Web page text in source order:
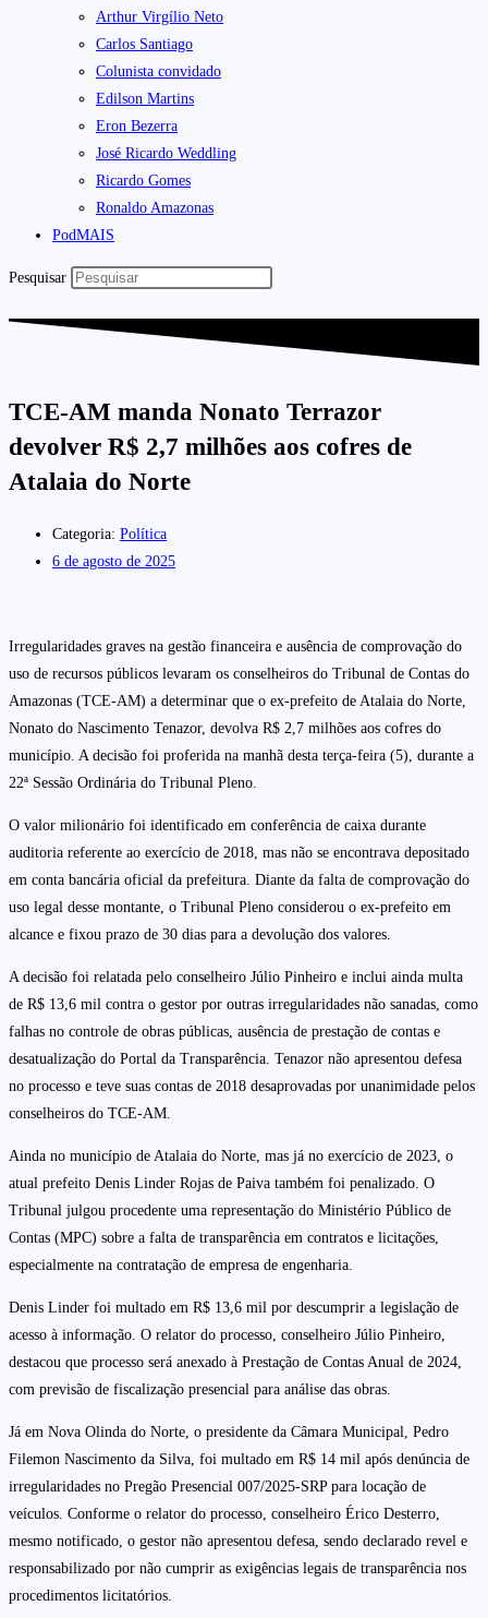
Arthur Virgílio Neto
Carlos Santiago
Colunista convidado
Edilson Martins
Eron Bezerra
José Ricardo Weddling
Ricardo Gomes
Ronaldo Amazonas
PodMAIS
Pesquisar
TCE-AM manda Nonato Terrazor
devolver R$ 2,7 milhões aos cofres de
Atalaia do Norte
Categoria: Política
6 de agosto de 2025
Irregularidades graves na gestão financeira e ausência de comprovação do
uso de recursos públicos levaram os conselheiros do Tribunal de Contas do
Amazonas (TCE-AM) a determinar que o ex-prefeito de Atalaia do Norte,
Nonato do Nascimento Tenazor, devolva R$ 2,7 milhões aos cofres do
município. A decisão foi proferida na manhã desta terça-feira (5), durante a
22ª Sessão Ordinária do Tribunal Pleno.
O valor milionário foi identificado em conferência de caixa durante
auditoria referente ao exercício de 2018, mas não se encontrava depositado
em conta bancária oficial da prefeitura. Diante da falta de comprovação do
uso legal desse montante, o Tribunal Pleno considerou o ex-prefeito em
alcance e fixou prazo de 30 dias para a devolução dos valores.
A decisão foi relatada pelo conselheiro Júlio Pinheiro e inclui ainda multa
de R$ 13,6 mil contra o gestor por outras irregularidades não sanadas, como
falhas no controle de obras públicas, ausência de prestação de contas e
desatualização do Portal da Transparência. Tenazor não apresentou defesa
no processo e teve suas contas de 2018 desaprovadas por unanimidade pelos
conselheiros do TCE-AM.
Ainda no município de Atalaia do Norte, mas já no exercício de 2023, o
atual prefeito Denis Linder Rojas de Paiva também foi penalizado. O
Tribunal julgou procedente uma representação do Ministério Público de
Contas (MPC) sobre a falta de transparência em contratos e licitações,
especialmente na contratação de empresa de engenharia.
Denis Linder foi multado em R$ 13,6 mil por descumprir a legislação de
acesso à informação. O relator do processo, conselheiro Júlio Pinheiro,
destacou que processo será anexado à Prestação de Contas Anual de 2024,
com previsão de fiscalização presencial para análise das obras.
Já em Nova Olinda do Norte, o presidente da Câmara Municipal, Pedro
Filemon Nascimento da Silva, foi multado em R$ 14 mil após denúncia de
irregularidades no Pregão Presencial 007/2025-SRP para locação de
veículos. Conforme o relator do processo, conselheiro Érico Desterro,
mesmo notificado, o gestor não apresentou defesa, sendo declarado revel e
responsabilizado por não cumprir as exigências legais de transparência nos
procedimentos licitatórios.